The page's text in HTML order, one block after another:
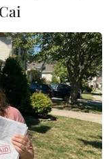
vụ nên
đồng/kg, sầu
vườn khác
quả to nhiều